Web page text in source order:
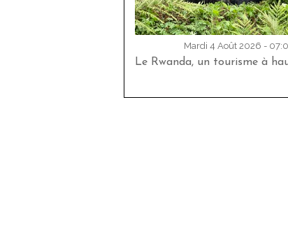
Mardi 4 Août 2026 -
Le Rwanda, un tourisme à